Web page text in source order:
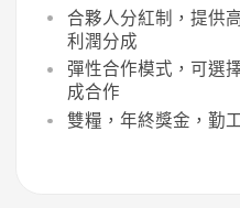
合夥人分紅制，提供
利潤分成
彈性合作模式，可選
成合作
雙糧，年終獎金，勤